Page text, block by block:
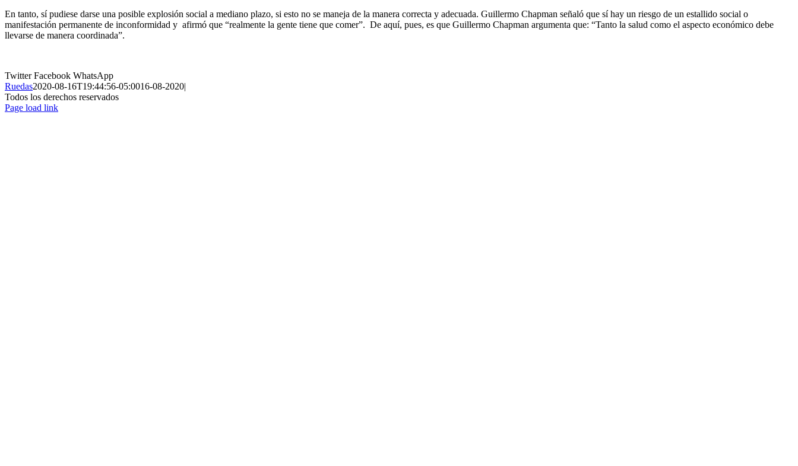
En tanto, sí pudiese darse una posible explosión social a mediano plazo, si esto no se maneja de la manera correcta y adecuada. Guillermo Chapman señaló que sí hay un riesgo de un estallido social o
manifestación permanente de inconformidad y afirmó que “realmente la gente tiene que comer”. De aquí, pues, es que Guillermo Chapman argumenta que: “Tanto la salud como el aspecto económico debe
llevarse de manera coordinada”.
TwitterFacebook WhatsApp
Ruedas2020-08-16T19:44:56-05:0016-08-2020|
Todos los derechos reservados
Page load link